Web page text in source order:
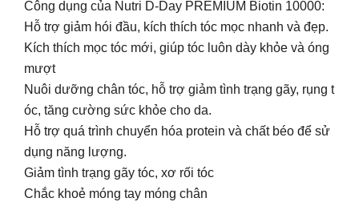
Công dụng của Nutri D-Day PREMIUM Biotin 10000:
Hỗ trợ giảm hói đầu, kích thích tóc mọc nhanh và đẹp.
Kích thích mọc tóc mới, giúp tóc luôn dày khỏe và óng
mượt
Nuôi dưỡng chân tóc, hỗ trợ giảm tình trạng gãy, rụng t
óc, tăng cường sức khỏe cho da.
Hỗ trợ quá trình chuyển hóa protein và chất béo để sử
dụng năng lượng.
Giảm tình trạng gãy tóc, xơ rối tóc
Chắc khoẻ móng tay móng chân